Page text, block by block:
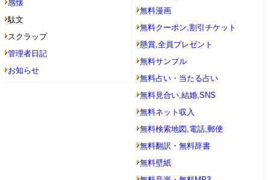
感懐
駄文
スクラップ
管理者日記
お知らせ
無料漫画
無料クーポン,割引チケット
懸賞,全員プレゼント
無料サンプル
無料占い・当たる占い
無料見合い,結婚,SNS
無料ネット収入
無料検索地図,電話,郵便
無料翻訳・無料辞書
無料壁紙